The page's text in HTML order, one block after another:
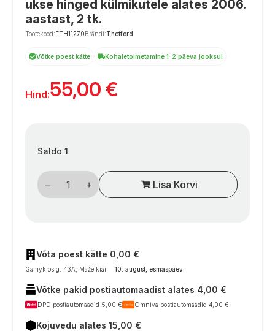
ukse hinged külmikutele alates 2006.
aastast, 2 tk.
Tootekood:FTH11270Brändi:Thetford
Võtke poest kätte Kohaletoimetamine 1-2 päeva jooksul
Hind:55,00 €
Saldo 1
Thetford
kemperių
šaldiklio
m.,
vnt.
kogus
Lisa Korvi
Võta poest kätte 0,00 €
Gamyklos g. 43A, Mažeikiai 10. august, esmaspäev.
Võtke pakid postiautomaadist alates 4,00 €
DPD postiautomaadid 5,00 € Omniva postiautomaadid 4,00 €
Kojuvedu alates 15,00 €